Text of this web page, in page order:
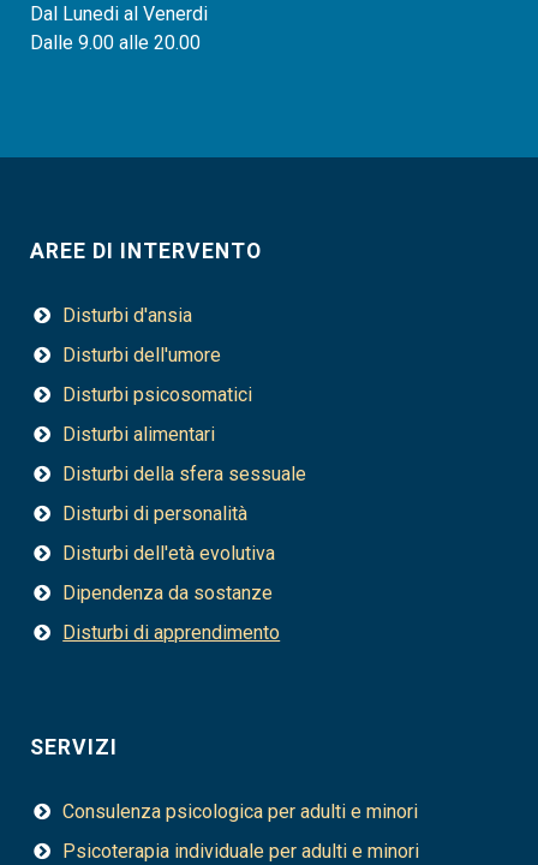
Dal Lunedi al Venerdi
Dalle 9.00 alle 20.00
AREE DI INTERVENTO
Disturbi d'ansia
Disturbi dell'umore
Disturbi psicosomatici
Disturbi alimentari
Disturbi della sfera sessuale
Disturbi di personalità
Disturbi dell'età evolutiva
Dipendenza da sostanze
Disturbi di apprendimento
SERVIZI
Consulenza psicologica per adulti e minori
Psicoterapia individuale per adulti e minori